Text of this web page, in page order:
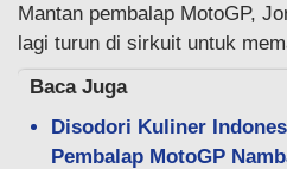
Mantan pembalap MotoGP,
lagi turun di sirkuit untuk
Baca Juga
Disodori Kuliner
Pembalap MotoGP